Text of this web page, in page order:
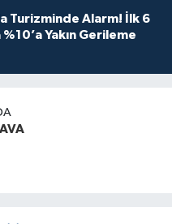
Turizminde Alarm! İlk 6
Yakın Gerileme